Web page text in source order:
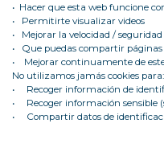
• Hacer que esta web funcione
• Permitirte visualizar videos
• Mejorar la velocidad / seguridad
• Que puedas compartir páginas
• Mejorar continuamente de
No utilizamos jamás cookies para:
• Recoger información de
• Recoger información sensible
• Compartir datos de